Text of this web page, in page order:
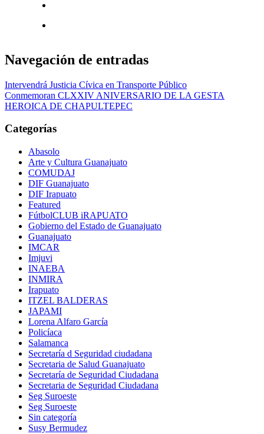
Navegación de entradas
Intervendrá Justicia Cívica en Transporte Público
Conmemoran CLXXIV ANIVERSARIO DE LA GESTA
HEROICA DE CHAPULTEPEC
Categorías
Abasolo
Arte y Cultura Guanajuato
COMUDAJ
DIF Guanajuato
DIF Irapuato
Featured
FútbolCLUB iRAPUATO
Gobierno del Estado de Guanajuato
Guanajuato
IMCAR
Imjuvi
INAEBA
INMIRA
Irapuato
ITZEL BALDERAS
JAPAMI
Lorena Alfaro García
Policíaca
Salamanca
Secretaría d Seguridad ciudadana
Secretaria de Salud Guanajuato
Secretaría de Seguridad Ciudadana
Secretaria de Seguridad Ciudadana
Seg Suroeste
Seg Suroeste
Sin categoría
Susy Bermudez